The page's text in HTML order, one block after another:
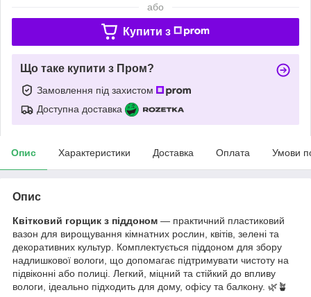
або
Купити з
Що таке купити з Пром?
Замовлення під захистом
Доступна доставка
Опис Характеристики Доставка Оплата Умови
Опис
Квітковий горщик з піддоном — практичний пластиковий
вазон для вирощування кімнатних рослин, квітів, зелені та
декоративних культур. Комплектується піддоном для збору
надлишкової вологи, що допомагає підтримувати чистоту на
підвіконні або полиці. Легкий, міцний та стійкий до впливу
вологи, ідеально підходить для дому, офісу та балкону. 🌿🪴